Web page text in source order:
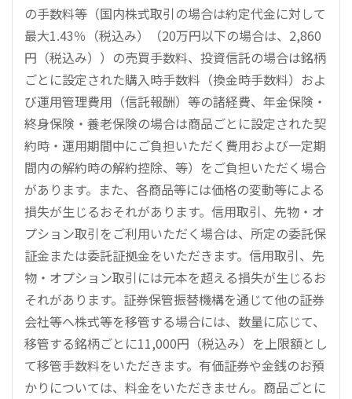
の手数料等（国内株式取引の場合は約定代金に対して
最大1.43％（税込み）（20万円以下の場合は、2,860
円（税込み））の売買手数料、投資信託の場合は銘柄
ごとに設定された購入時手数料（換金時手数料）およ
び運用管理費用（信託報酬）等の諸経費、年金保険・
終身保険・養老保険の場合は商品ごとに設定された契
約時・運用期間中にご負担いただく費用および一定期
間内の解約時の解約控除、等）をご負担いただく場合
があります。また、各商品等には価格の変動等による
損失が生じるおそれがあります。信用取引、先物・オ
プション取引をご利用いただく場合は、所定の委託保
証金または委託証拠金をいただきます。信用取引、先
物・オプション取引には元本を超える損失が生じるお
それがあります。証券保管振替機構を通じて他の証券
会社等へ株式等を移管する場合には、数量に応じて、
移管する銘柄ごとに11,000円（税込み）を上限額とし
て移管手数料をいただきます。有価証券や金銭のお預
かりについては、料金をいただきません。商品ごとに